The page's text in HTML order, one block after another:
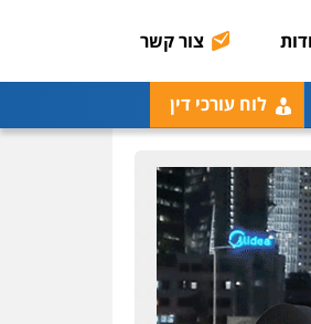
צור קשר
לוח עורכי דין
דביר – משרד עורכי
פשיעה כלכלית
יאיר בן סימון
תעבורה אזרחי
ביטוח